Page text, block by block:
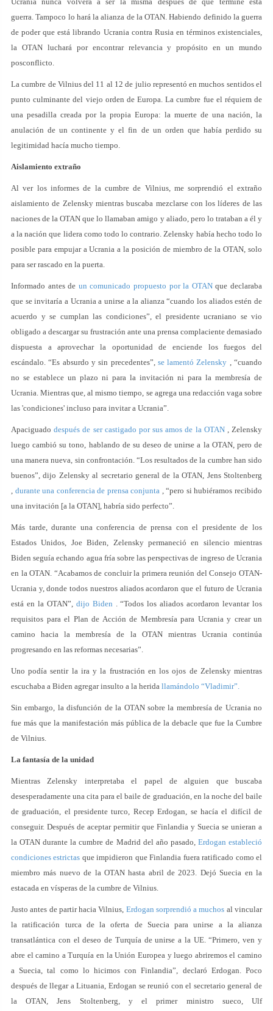
guerra. Tampoco lo hará la alianza de la OTAN. Habiendo definido la guerra
de poder que está librando Ucrania contra Rusia en términos existenciales,
la OTAN luchará por encontrar relevancia y propósito en un mundo
posconflicto.
La cumbre de Vilnius del 11 al 12 de julio representó en muchos sentidos el
punto culminante del viejo orden de Europa. La cumbre fue el réquiem de
una pesadilla creada por la propia Europa: la muerte de una nación, la
anulación de un continente y el fin de un orden que había perdido su
legitimidad hacía mucho tiempo.
Aislamiento extraño
Al ver los informes de la cumbre de Vilnius, me sorprendió el extraño
aislamiento de Zelensky mientras buscaba mezclarse con los líderes de las
naciones de la OTAN que lo llamaban amigo y aliado, pero lo trataban a él y
a la nación que lidera como todo lo contrario. Zelensky había hecho todo lo
posible para empujar a Ucrania a la posición de miembro de la OTAN, solo
para ser rascado en la puerta.
Informado antes de un comunicado propuesto por la OTANque declaraba
que se invitaría a Ucrania a unirse a la alianza “cuando los aliados estén de
acuerdo y se cumplan las condiciones”, el presidente ucraniano se vio
obligado a descargar su frustración ante una prensa complaciente demasiado
dispuesta a aprovechar la oportunidad de enciende los fuegos del
escándalo. “Es absurdo y sin precedentes”, se lamentó Zelensky , “cuando
no se establece un plazo ni para la invitación ni para la membresía de
Ucrania. Mientras que, al mismo tiempo, se agrega una redacción vaga sobre
las 'condiciones' incluso para invitar a Ucrania”.
Apaciguadodespués de ser castigado por sus amos de la OTAN, Zelensky
luego cambió su tono, hablando de su deseo de unirse a la OTAN, pero de
una manera nueva, sin confrontación. “Los resultados de la cumbre han sido
buenos”, dijo Zelensky al secretario general de la OTAN, Jens Stoltenberg
, durante una conferencia de prensa conjunta , “pero si hubiéramos recibido
una invitación [a la OTAN], habría sido perfecto”.
Más tarde, durante una conferencia de prensa con el presidente de los
Estados Unidos, Joe Biden, Zelensky permaneció en silencio mientras
Biden seguía echando agua fría sobre las perspectivas de ingreso de Ucrania
en la OTAN. “Acabamos de concluir la primera reunión del Consejo OTAN-
Ucrania y, donde todos nuestros aliados acordaron que el futuro de Ucrania
está en la OTAN”, dijo Biden . “Todos los aliados acordaron levantar los
requisitos para el Plan de Acción de Membresía para Ucrania y crear un
camino hacia la membresía de la OTAN mientras Ucrania continúa
progresando en las reformas necesarias”.
Uno podía sentir la ira y la frustración en los ojos de Zelensky mientras
escuchaba a Biden agregar insulto a la herida llamándolo “Vladimir”.
Sin embargo, la disfunción de la OTAN sobre la membresía de Ucrania no
fue más que la manifestación más pública de la debacle que fue la Cumbre
de Vilnius.
La fantasía de la unidad
Mientras Zelensky interpretaba el papel de alguien que buscaba
desesperadamente una cita para el baile de graduación, en la noche del baile
de graduación, el presidente turco, Recep Erdogan, se hacía el difícil de
conseguir. Después de aceptar permitir que Finlandia y Suecia se unieran a
la OTAN durante la cumbre de Madrid del año pasado, Erdogan estableció
condiciones estrictas que impidieron que Finlandia fuera ratificado como el
miembro más nuevo de la OTAN hasta abril de 2023. Dejó Suecia en la
estacada en vísperas de la cumbre de Vilnius.
Justo antes de partir hacia Vilnius, Erdogan sorprendió a muchos al vincular
la ratificación turca de la oferta de Suecia para unirse a la alianza
transatlántica con el deseo de Turquía de unirse a la UE. “Primero, ven y
abre el camino a Turquía en la Unión Europea y luego abriremos el camino
a Suecia, tal como lo hicimos con Finlandia”, declaró Erdogan. Poco
después de llegar a Lituania, Erdogan se reunió con el secretario general de
la OTAN, Jens Stoltenberg, y el primer ministro sueco, Ulf